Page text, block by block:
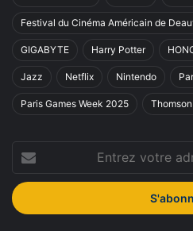
Festival du Cinéma Américain de
GIGABYTE Harry Potter
Jazz Netflix Nintendo
Paris Games Week 2025
votre
adresse
Email